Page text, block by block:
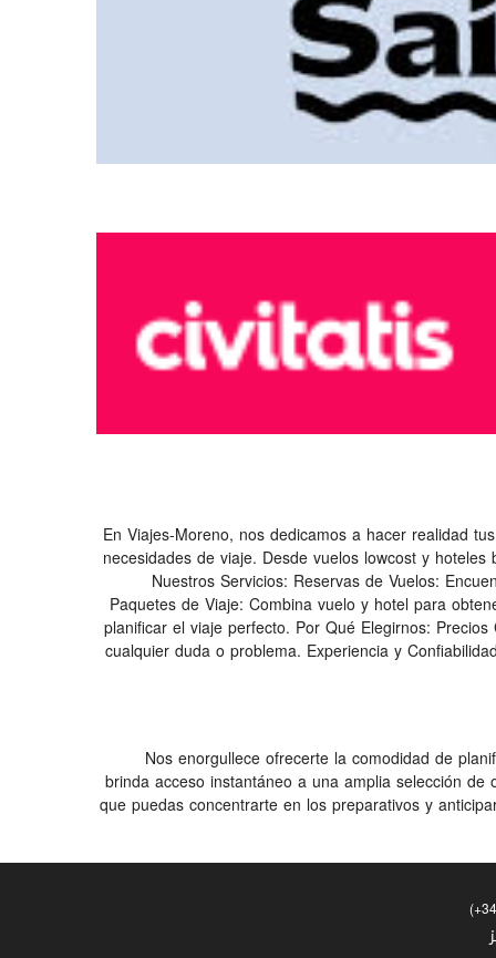
En Viajes-Moreno, nos dedicamos a hacer realidad
necesidades de viaje. Desde vuelos lowcost y
Nuestros Servicios: Reservas de Vuelos:
Paquetes de Viaje: Combina vuelo y hotel para
planificar el viaje perfecto. Por Qué Elegirnos:
cualquier duda o problema. Experiencia y
Nos enorgullece ofrecerte la comodidad de
brinda acceso instantáneo a una amplia selección
que puedas concentrarte en los preparativos y